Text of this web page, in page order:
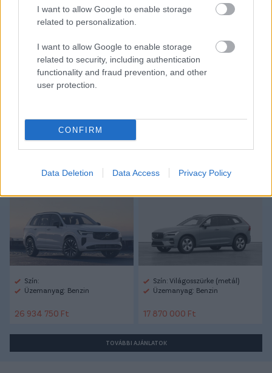
I want to allow Google to enable storage
related to personalization.
I want to allow Google to enable storage
related to security, including authentication
functionality and fraud prevention, and other
user protection.
CONFIRM
Data Deletion Data Access Privacy Policy
Tetszett a cikk? Megosztanád?
Email küldés
CÍMKÉK: #MAGYAR FOCI #NB I #PAKS
#PAKSI FC
#BOGNÁR GYÖRGY
Autópiac
Szín:
Üzemanyag: Benzin
26 934 750 Ft
Szín: Világosszürke (metál)
Üzemanyag: Benzin
17 870 000 Ft
TOVÁBBI AJÁNLATOK